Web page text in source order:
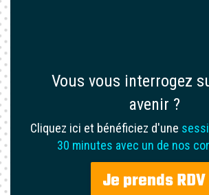
Vous vous interrogez
avenir ?
Cliquez ici et bénéficiez d'une
30 minutes avec un de nos
Je prends RDV